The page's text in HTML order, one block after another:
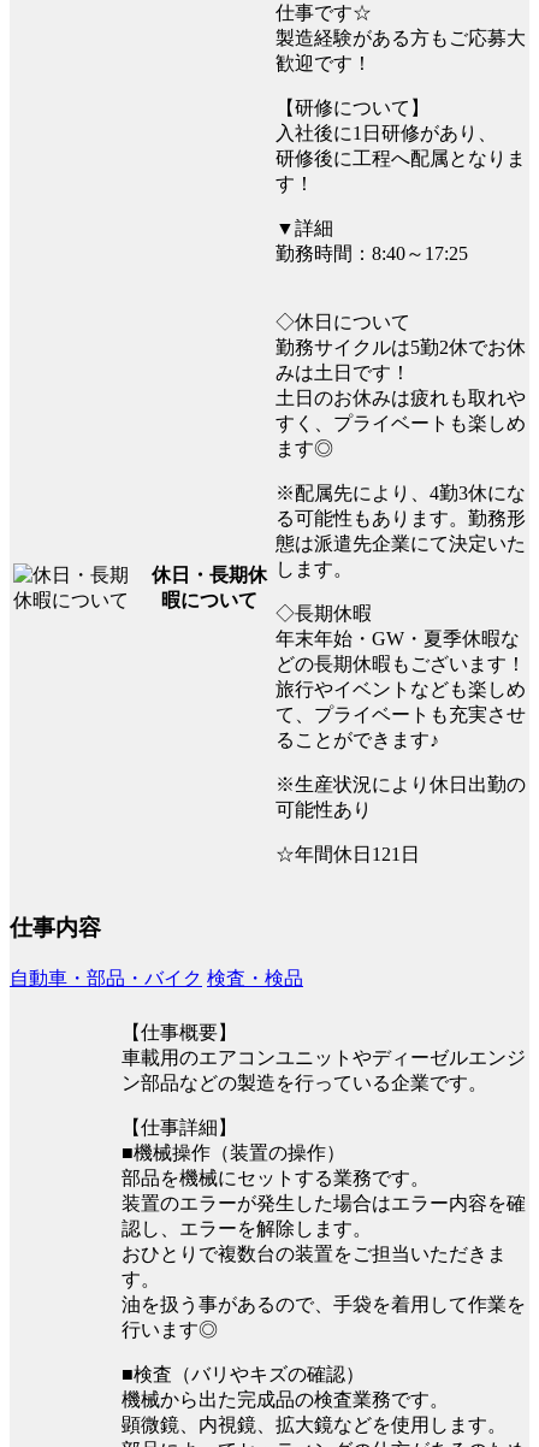
仕事です☆
製造経験がある方もご応募大
歓迎です！
【研修について】
入社後に1日研修があり、
研修後に工程へ配属となりま
す！
▼詳細
勤務時間：8:40～17:25
休日・長期休
暇について
◇休日について
勤務サイクルは5勤2休でお休
みは土日です！
土日のお休みは疲れも取れや
すく、プライベートも楽しめ
ます◎
※配属先により、4勤3休にな
る可能性もあります。勤務形
態は派遣先企業にて決定いた
します。
◇長期休暇
年末年始・GW・夏季休暇な
どの長期休暇もございます！
旅行やイベントなども楽しめ
て、プライベートも充実させ
ることができます♪
※生産状況により休日出勤の
可能性あり
☆年間休日121日
仕事内容
自動車・部品・バイク 検査・検品
【仕事概要】
車載用のエアコンユニットやディーゼルエンジ
ン部品などの製造を行っている企業です。
【仕事詳細】
■機械操作（装置の操作）
部品を機械にセットする業務です。
装置のエラーが発生した場合はエラー内容を確
認し、エラーを解除します。
おひとりで複数台の装置をご担当いただきま
す。
油を扱う事があるので、手袋を着用して作業を
行います◎
■検査（バリやキズの確認）
機械から出た完成品の検査業務です。
顕微鏡、内視鏡、拡大鏡などを使用します。